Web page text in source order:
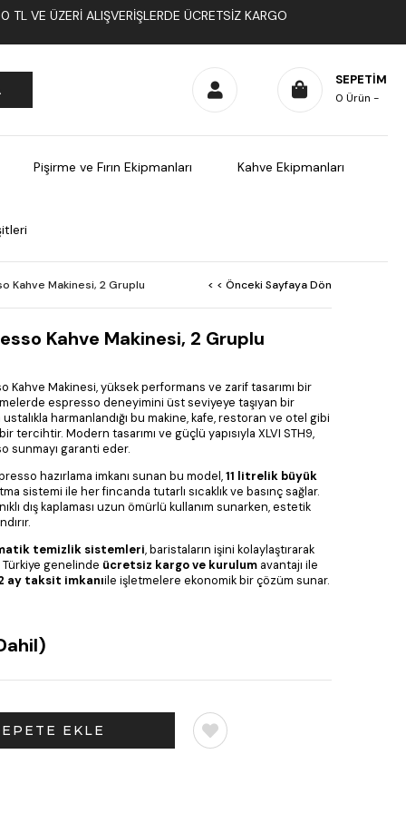
VE ÜZERI ALIŞVERIŞLERDE ÜCRETSIZ KARGO
SEPETIM
0 Ürün
Pişirme ve Fırın Ekipmanları Kahve Ekipmanları
Kahve Makinesi, 2 Gruplu < < Önceki Sayfaya Dön
Kahve Makinesi, 2 Gruplu
Kahve Makinesi, yüksek performans ve zarif tasarımı bir
espresso deneyimini üst seviyeye taşıyan bir
harmanlandığı bu makine, kafe, restoran ve otel gibi
tercihtir. Modern tasarımı ve güçlü yapısıyla XLVI STH9,
sunmayı garanti eder.
hazırlama imkanı sunan bu model,11 litrelik büyük
sistemi ile her fincanda tutarlı sıcaklık ve basınç sağlar.
dış kaplaması uzun ömürlü kullanım sunarken, estetik
temizlik sistemleri, baristaların işini kolaylaştırarak
Türkiye genelinde ücretsiz kargo ve kurulum avantajı ile
ay taksit imkanıile işletmelere ekonomik bir çözüm sunar.